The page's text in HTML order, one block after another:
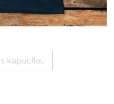
kapucňou